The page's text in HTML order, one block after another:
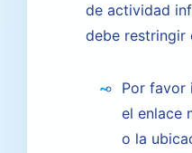
de actividad
debe restringir
Por favor
el enlace
o la